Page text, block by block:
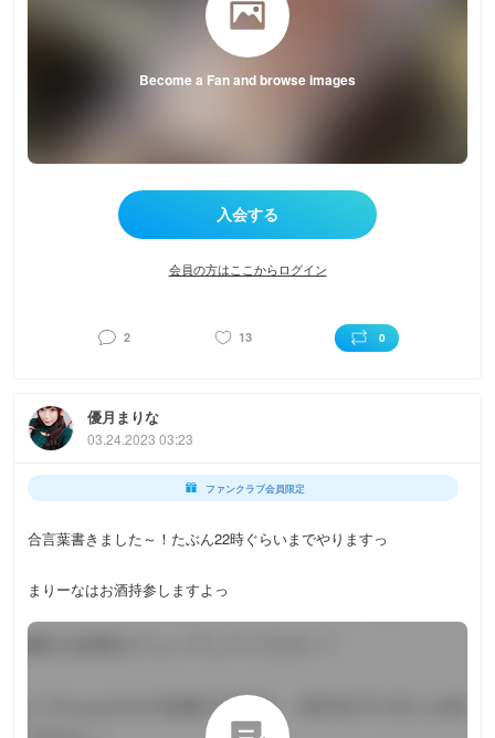
Become a Fan and browse images
会員の方はここからログイン
2 13 0
優月まりな
03.24.2023 03:23
ファンクラブ会員限定
合言葉書きました～！たぶん22時ぐらいまでやりますっ
まりーなはお酒持参しますよっ